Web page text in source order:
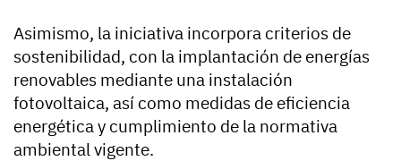
Asimismo, la iniciativa incorpora criterios de
sostenibilidad, con la implantación de energías
renovables mediante una instalación
fotovoltaica, así como medidas de eficiencia
energética y cumplimiento de la normativa
ambiental vigente.